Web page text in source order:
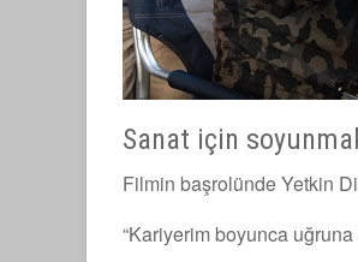
Sanat için
Filmin başrolünde Yetkin
“Kariyerim boyunca uğruna